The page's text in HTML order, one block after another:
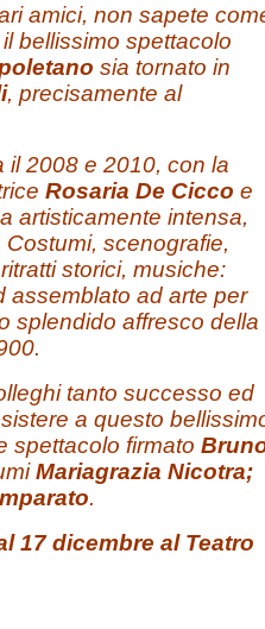
amici, non sapete
bellissimo spettacolo
sia tornato in
, precisamente al
il 2008 e 2010, con la
Rosaria De Cicco e
artisticamente intensa,
scenografie,
storici, musiche:
assemblato ad arte per
splendido affresco della
tanto successo ed
a questo
spettacolo firmato
Mariagrazia Nicotra;
.
17 dicembre al Teatro